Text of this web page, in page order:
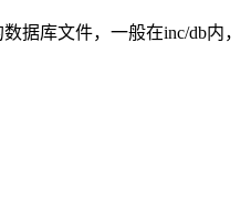
据库文件，一般在inc/db内，